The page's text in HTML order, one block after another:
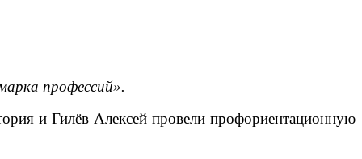
профессий».
и Гилёв Алексей провели профориентационную